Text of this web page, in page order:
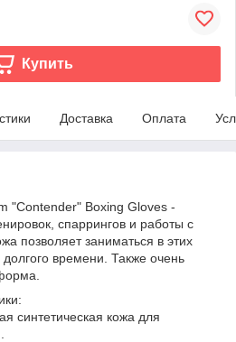
Купить
Доставка Оплата
"Contender" Boxing Gloves -
спаррингов и работы с
позволяет заниматься в этих
времени. Также очень
синтетическая кожа для